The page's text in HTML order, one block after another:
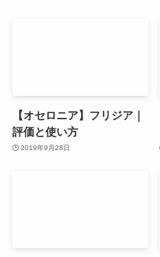
【オセロニア】フリジア｜
評価と使い方
2019年9月28日